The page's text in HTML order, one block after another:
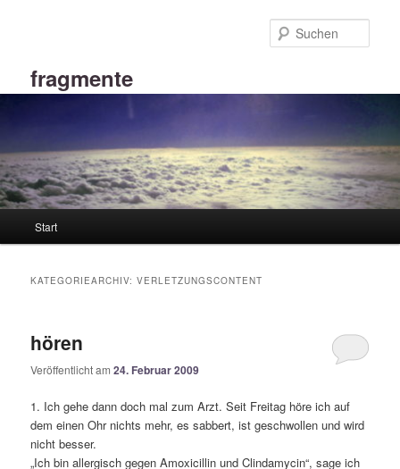
fragmente
Start
KATEGORIEARCHIV:VERLETZUNGSCONTENT
hören
Veröffentlicht am24. Februar 2009
1. Ich gehe dann doch mal zum Arzt. Seit Freitag höre ich auf
dem einen Ohr nichts mehr, es sabbert, ist geschwollen und wird
nicht besser.
„Ich bin allergisch gegen Amoxicillin und Clindamycin“, sage ich